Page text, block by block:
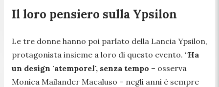
Il loro pensiero sulla Ypsilon
Le tre donne hanno poi parlato della Lancia Ypsilon,
protagonista insieme a loro di questo evento. “Ha
un design 'atemporel', senza tempo – osserva
Monica Mailander Macaluso – negli anni è sempre